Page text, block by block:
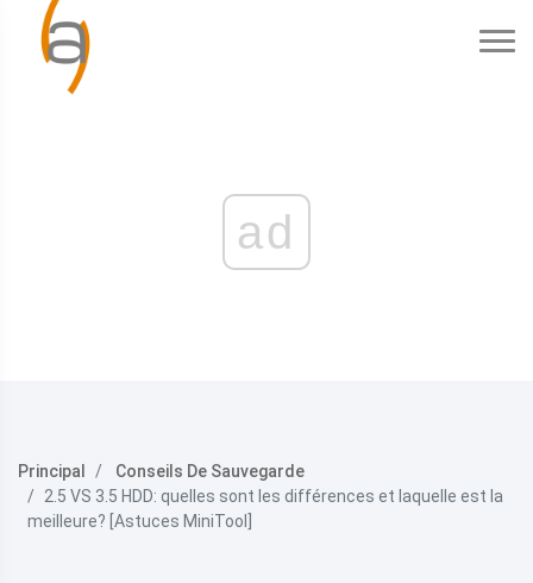
ad
Principal
Conseils De Sauvegarde
2.5 VS 3.5 HDD: quelles sont les différences et laquelle est la
meilleure? [Astuces MiniTool]